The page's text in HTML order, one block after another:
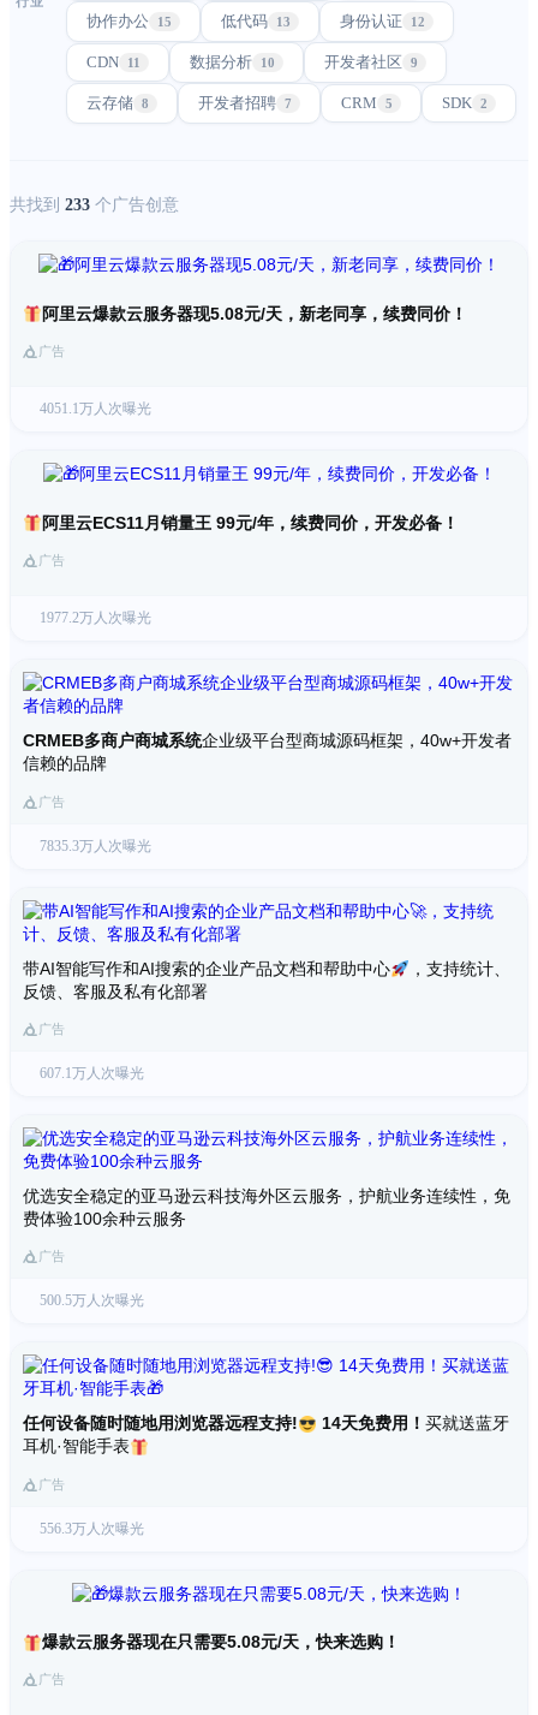
协作办公 15 低代码 13 身份认证 12
CDN 11 数据分析 10 开发者社区 9
云存储 8 开发者招聘 7 CRM 5 SDK 2
共找到 233 个广告创意
阿里云爆款云服务器现5.08元/天，新老同享，续费同价！
广告
4051.1万人次曝光
阿里云ECS11月销量王 99元/年，续费同价，开发必备！
广告
1977.2万人次曝光
CRMEB多商户商城系统企业级平台型商城源码框架，40w+开发者
信赖的品牌
广告
7835.3万人次曝光
带AI智能写作和AI搜索的企业产品文档和帮助中心
，支持统计、
反馈、客服及私有化部署
广告
607.1万人次曝光
优选安全稳定的亚马逊云科技海外区云服务，护航业务连续性，免
费体验100余种云服务
广告
500.5万人次曝光
任何设备随时随地用浏览器远程支持! 14天免费用！买就送蓝牙
耳机·智能手表
广告
556.3万人次曝光
爆款云服务器现在只需要5.08元/天，快来选购！
广告